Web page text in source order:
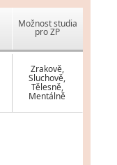
Možnost studia
pro ZP
Zrakově,
Sluchově,
Tělesně,
Mentálně